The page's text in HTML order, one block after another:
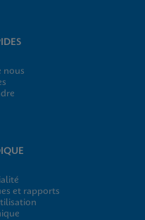
nous
et rapports